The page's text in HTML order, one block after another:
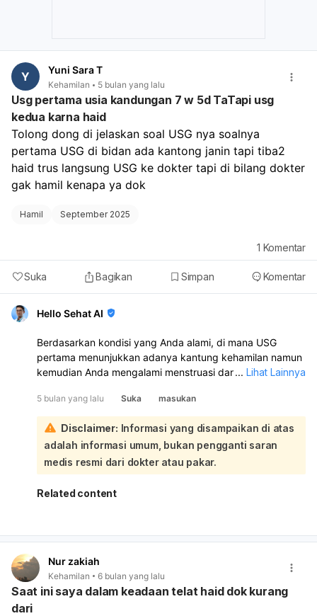
Y Yuni Sara T
Kehamilan 5 bulan yang lalu
Usg pertama usia kandungan 7 w 5d TaTapi usg
kedua karna haid
Tolong dong di jelaskan soal USG nya soalnya
pertama USG di bidan ada kantong janin tapi tiba2
haid trus langsung USG ke dokter tapi di bilang dokter
gak hamil kenapa ya dok
Hamil September 2025
Suka Bagikan Simpan Komentar
1 Komentar
Hello Sehat AI
Berdasarkan kondisi yang Anda alami, di mana USG
pertama menunjukkan adanya kantung kehamilan namun
kemudian Anda mengalami menstruasi dan USG kedua
mengindikasikan terjadinya keguguran dini atau
kehamilan kimiawi:
Ketika USG pertama pada usia kehamilan 7 minggu 5 hari
menunjukkan adanya kantung kehamilan, itu berarti
kehamilan memang telah terjadi. Namun, jika setelah itu
Anda mengalami menstruasi, ini seringkali merupakan
tanda bahwa kehamilan tersebut tidak berlanjut. Dalam
kemudian mengeluarkan jaringan kehamilan, yang
menstruasi yang lebih berat. Oleh karena itu, saat Anda
melakukan USG kedua setelah mengalami menstruasi,
dokter mungkin tidak lagi menemukan tanda-tanda
... Lihat Lainnya
5 bulan yang lalu Suka masukan
Disclaimer: Informasi yang disampaikan di atas
adalah informasi umum, bukan pengganti saran
medis resmi dari dokter atau pakar.
Related content
Nur zakiah
Kehamilan 6 bulan yang lalu
Saat ini saya dalam keadaan telat haid dok kurang
dari